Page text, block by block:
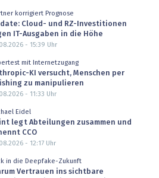
korrigiert Prognose
Cloud- und RZ-Investitionen
IT-Ausgaben in die Höhe
- 15:39 Uhr
mit Internetzugang
KI versucht, Menschen per
zu manipulieren
- 11:33 Uhr
Eidel
legt Abteilungen zusammen und
CCO
- 12:17Uhr
in die Deepfake-Zukunft
Vertrauen ins sichtbare